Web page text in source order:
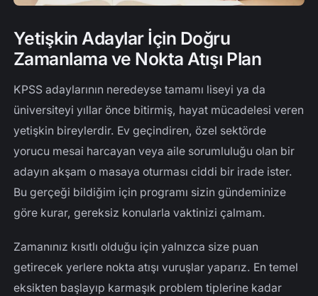
Yetişkin Adaylar İçin Doğru
Zamanlama ve Nokta Atışı Plan
KPSS adaylarının neredeyse tamamı liseyi ya da
üniversiteyi yıllar önce bitirmiş, hayat mücadelesi veren
yetişkin bireylerdir. Ev geçindiren, özel sektörde
yorucu mesai harcayan veya aile sorumluluğu olan bir
adayın akşam o masaya oturması ciddi bir irade ister.
Bu gerçeği bildiğim için programı sizin gündeminize
göre kurar, gereksiz konularla vaktinizi çalmam.
Zamanınız kısıtlı olduğu için yalnızca size puan
getirecek yerlere nokta atışı vuruşlar yaparız. En temel
eksikten başlayıp karmaşık problem tiplerine kadar